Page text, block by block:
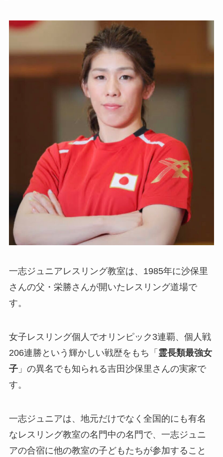
一志ジュニアレスリング教室は、1985年に沙保里
さんの父・栄勝さんが開いたレスリング道場で
す。
女子レスリング個人でオリンピック3連覇、個人戦
206連勝という輝かしい戦歴をもち「 霊長類最強女
子」の異名でも知られる吉田沙保里さんの実家で
す。
一志ジュニアは、地元だけでなく全国的にも有名
なレスリング教室の名門中の名門で、一志ジュニ
アの合宿に他の教室の子どもたちが参加すること